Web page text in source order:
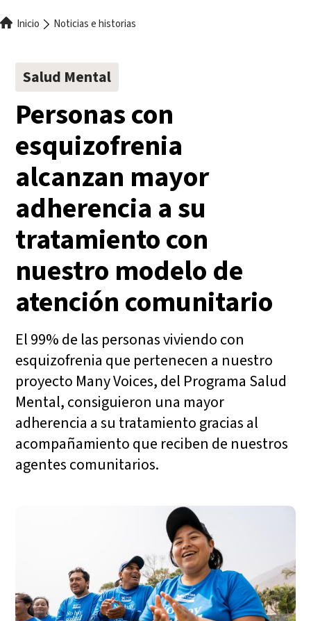
Ruta
de
navegación
Inicio Noticias e historias
Personas con
esquizofrenia
alcanzan mayor
adherencia a su
tratamiento con
nuestro modelo de
atención comunitario
Salud Mental
El 99% de las personas viviendo con
esquizofrenia que pertenecen a nuestro
proyecto Many Voices, del Programa Salud
Mental, consiguieron una mayor
adherencia a su tratamiento gracias al
acompañamiento que reciben de nuestros
agentes comunitarios.